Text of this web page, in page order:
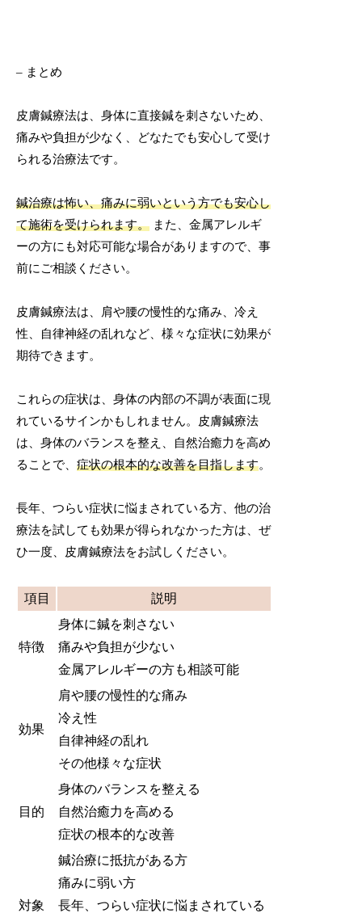
– まとめ
皮膚鍼療法は、身体に直接鍼を刺さないため、
痛みや負担が少なく、どなたでも安心して受け
られる治療法です。
鍼治療は怖い、痛みに弱いという方でも安心し
て施術を受けられます。 また、金属アレルギ
ーの方にも対応可能な場合がありますので、事
前にご相談ください。
皮膚鍼療法は、肩や腰の慢性的な痛み、冷え
性、自律神経の乱れなど、様々な症状に効果が
期待できます。
これらの症状は、身体の内部の不調が表面に現
れているサインかもしれません。皮膚鍼療法
は、身体のバランスを整え、自然治癒力を高め
ることで、症状の根本的な改善を目指します。
長年、つらい症状に悩まされている方、他の治
療法を試しても効果が得られなかった方は、ぜ
ひ一度、皮膚鍼療法をお試しください。
項目 説明
特徴
身体に鍼を刺さない
痛みや負担が少ない
金属アレルギーの方も相談可能
効果
肩や腰の慢性的な痛み
冷え性
自律神経の乱れ
その他様々な症状
目的
身体のバランスを整える
自然治癒力を高める
症状の根本的な改善
対象
鍼治療に抵抗がある方
痛みに弱い方
長年、つらい症状に悩まされている